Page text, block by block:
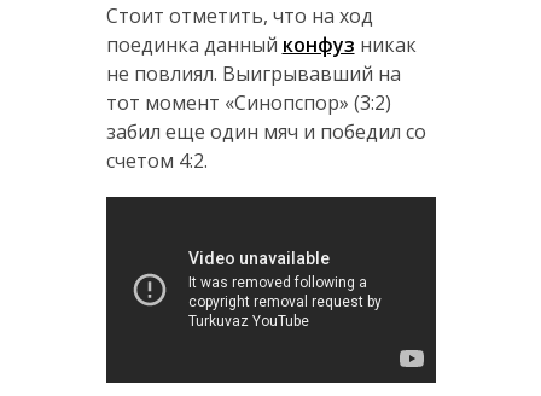
Стоит отметить, что на ход
поединка данный конфуз никак
не повлиял. Выигрывавший на
тот момент «Синопспор» (3:2)
забил еще один мяч и победил со
счетом 4:2.